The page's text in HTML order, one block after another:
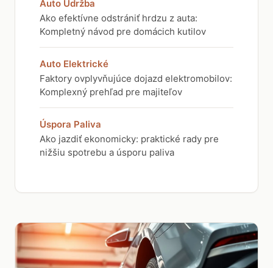
Auto Údržba
Ako efektívne odstrániť hrdzu z auta:
Kompletný návod pre domácich kutilov
Auto Elektrické
Faktory ovplyvňujúce dojazd elektromobilov:
Komplexný prehľad pre majiteľov
Úspora Paliva
Ako jazdiť ekonomicky: praktické rady pre
nižšiu spotrebu a úsporu paliva